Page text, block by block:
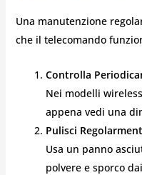
Una manutenzione
che il telecomando
Controlla
Nei modelli
appena vedi una
Pulisci
Usa un panno
polvere e sporco